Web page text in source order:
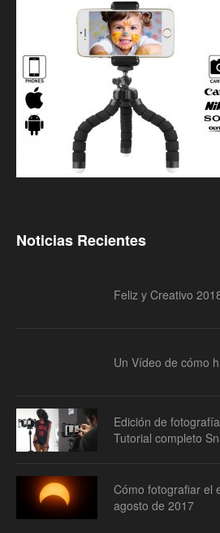
Noticias Recientes
Feliz y Creativo
Un Vídeo de cómo
Edición de
Tutorial completo
Cómo fotografiar el
agosto de 2017